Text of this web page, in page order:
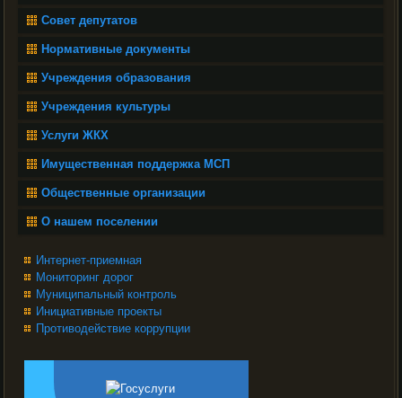
Совет депутатов
Нормативные документы
Учреждения образования
Учреждения культуры
Услуги ЖКХ
Имущественная поддержка МСП
Общественные организации
О нашем поселении
Интернет-приемная
Мониторинг дорог
Муниципальный контроль
Инициативные проекты
Противодействие коррупции